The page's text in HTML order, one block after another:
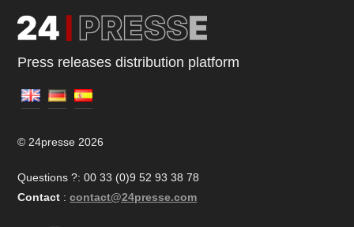
Press releases distribution platform
© 24presse 2026
Questions ?: 00 33 (0)9 52 93 38 78
Contact : contact@24presse.com